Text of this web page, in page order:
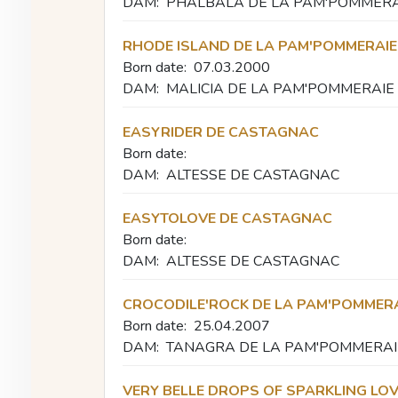
RHODE ISLAND DE LA PAM'POMMERAIE
Born date: 07.03.2000
DAM: MALICIA DE LA PAM'POMMERAIE
EASYRIDER DE CASTAGNAC
Born date:
DAM: ALTESSE DE CASTAGNAC
EASYTOLOVE DE CASTAGNAC
Born date:
DAM: ALTESSE DE CASTAGNAC
CROCODILE'ROCK DE LA
Born date: 25.04.2007
DAM: TANAGRA DE LA
VERY BELLE DROPS OF SPARKLING